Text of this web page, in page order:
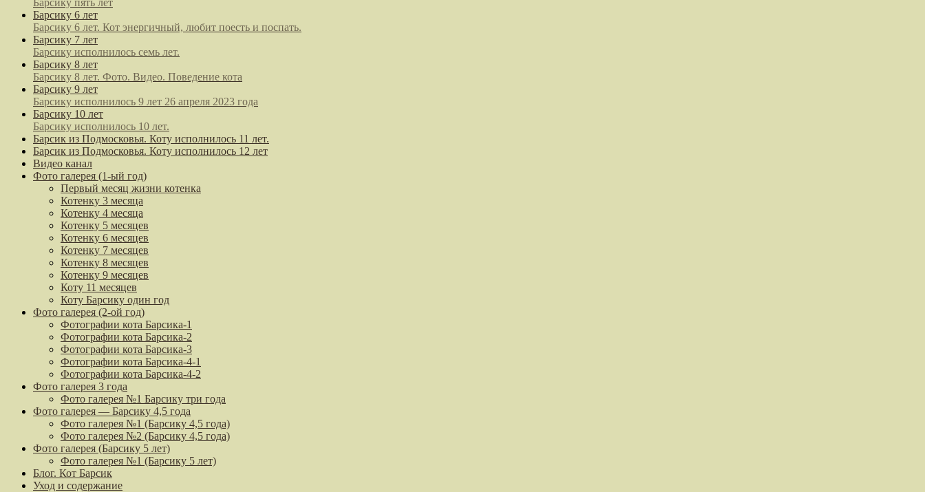
Барсику пять лет
Барсику 6 лет
Барсику 6 лет. Кот энергичный, любит поесть и поспать.
Барсику 7 лет
Барсику исполнилось семь лет.
Барсику 8 лет
Барсику 8 лет. Фото. Видео. Поведение кота
Барсику 9 лет
Барсику исполнилось 9 лет 26 апреля 2023 года
Барсику 10 лет
Барсику исполнилось 10 лет.
Барсик из Подмосковья. Коту исполнилось 11 лет.
Барсик из Подмосковья. Коту исполнилось 12 лет
Видео канал
Фото галерея (1-ый год)
Первый месяц жизни котенка
Котенку 3 месяца
Котенку 4 месяца
Котенку 5 месяцев
Котенку 6 месяцев
Котенку 7 месяцев
Котенку 8 месяцев
Котенку 9 месяцев
Коту 11 месяцев
Коту Барсику один год
Фото галерея (2-ой год)
Фотографии кота Барсика-1
Фотографии кота Барсика-2
Фотографии кота Барсика-3
Фотографии кота Барсика-4-1
Фотографии кота Барсика-4-2
Фото галерея 3 года
Фото галерея №1 Барсику три года
Фото галерея — Барсику 4,5 года
Фото галерея №1 (Барсику 4,5 года)
Фото галерея №2 (Барсику 4,5 года)
Фото галерея (Барсику 5 лет)
Фото галерея №1 (Барсику 5 лет)
Блог. Кот Барсик
Уход и содержание